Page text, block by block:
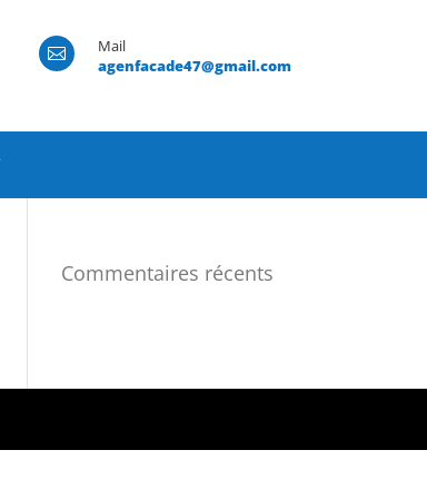

Mail
agenfacade47@gmail.com
Commentaires récents